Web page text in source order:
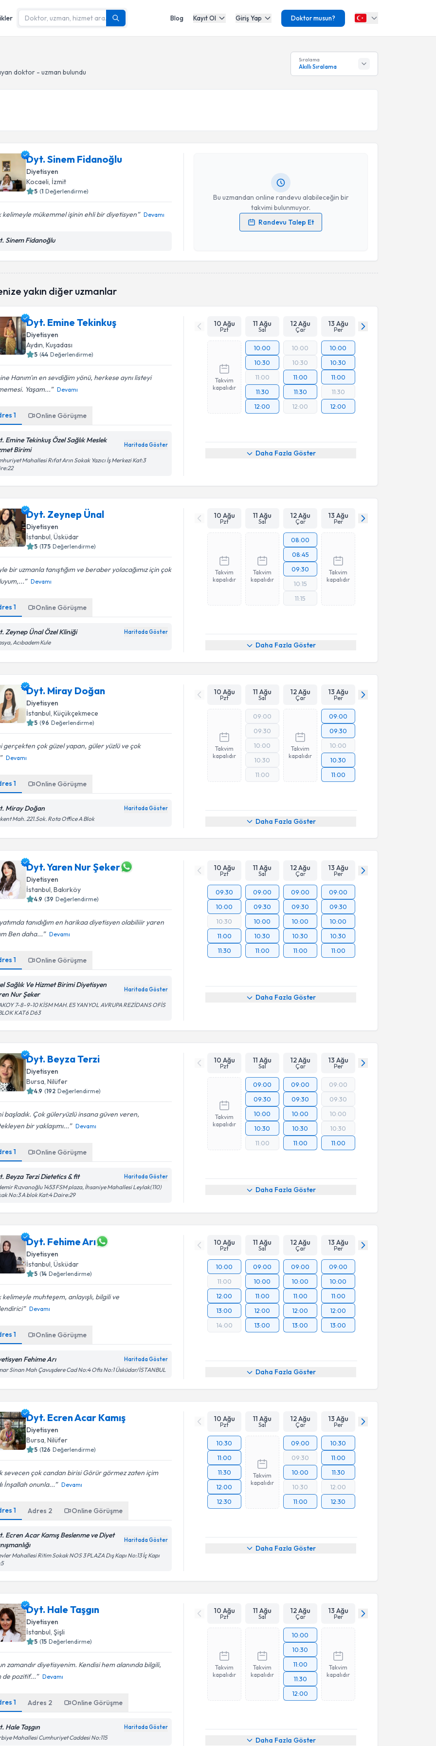
Blog Kayıt Ol Giriş Yap Doktor musun?
doktor - uzman bulundu
Sıralama
Akıllı Sıralama
Dyt. Sinem Fidanoğlu
Diyetisyen
Kocaeli, İzmit
5 (1 Değerlendirme)
kelimeyle mükemmel işinin ehli bir diyetisyen Devamı
Sinem Fidanoğlu
Bu uzmandan online randevu alabileceğin bir
takvimi bulunmuyor.
Randevu Talep Et
Dyt. Sinem Fidanoğluiçin randevu takvimi talebi oluşturun.
Size bu uzmandan randevu almanız için bir takvim
Kişisel verilerimin işlenmesine ilişkinAydınlatma Metni
yakın diğer uzmanlar
Dyt. Emine Tekinkuş
Diyetisyen
Aydın, Kuşadası
5 (44 Değerlendirme)
Hanım'ın en sevdiğim yönü, herkese aynı listeyi
Yaşam...
Devamı
1 Online Görüşme
Emine Tekinkuş Özel Sağlık Meslek
Birimi
Haritada Göster
Mahallesi Rıfat Arın Sokak Yazıcı İş Merkezi Kat:3
10 Ağu
Pzt
11 Ağu
Sal
12 Ağu
Çar
13 Ağu
Per
Takvim
kapalıdır
10:00
10:30
11:00
11:30
12:00
10:00
10:30
11:00
11:30
12:00
10:00
10:30
11:00
11:30
12:00
Daha Fazla Göster
Dyt. Zeynep Ünal
Diyetisyen
İstanbul, Üsküdar
5 (175 Değerlendirme)
bir uzmanla tanıştığım ve beraber yolacağımız için çok
Devamı
1 Online Görüşme
Zeynep Ünal Özel Kliniği Haritada Göster
Acıbadem Kule
10 Ağu
Pzt
11 Ağu
Sal
12 Ağu
Çar
13 Ağu
Per
Takvim
kapalıdır
Takvim
kapalıdır
08:00
08:45
09:30
10:15
11:15
Takvim
kapalıdır
Daha Fazla Göster
Dyt. Miray Doğan
Diyetisyen
İstanbul , Küçükçekmece
5 (96 Değerlendirme)
gerçekten çok güzel yapan, güler yüzlü ve çok
Devamı
1 Online Görüşme
Miray Doğan Haritada Göster
Mah. 221.Sok. Rota Office A Blok
10 Ağu
Pzt
11 Ağu
Sal
12 Ağu
Çar
13 Ağu
Per
Takvim
kapalıdır
09:00
09:30
10:00
10:30
11:00
Takvim
kapalıdır
09:00
09:30
10:00
10:30
11:00
Daha Fazla Göster
Dyt. Yaren Nur Şeker
Diyetisyen
İstanbul, Bakırköy
4.9 (39 Değerlendirme)
tanıdığım en harikaa diyetisyen olabiliiir yaren
Ben daha...
Devamı
1 Online Görüşme
Sağlık Ve Hizmet Birimi Diyetisyen
Nur Şeker
Haritada Göster
7-8-9-10 KİSM MAH. E5 YANYOL AVRUPA REZİDANS OFİS
KAT6 D63
10 Ağu
Pzt
11 Ağu
Sal
12 Ağu
Çar
13 Ağu
Per
09:30
10:00
10:30
11:00
11:30
09:00
09:30
10:00
10:30
11:00
09:00
09:30
10:00
10:30
11:00
09:00
09:30
10:00
10:30
11:00
Daha Fazla Göster
Dyt. Beyza Terzi
Diyetisyen
Bursa, Nilüfer
4.9 (192 Değerlendirme)
başladık. Çok güleryüzlü insana güven veren,
bir yaklaşımı...
Devamı
1 Online Görüşme
Beyza Terzi Dietetics & fit Haritada Göster
Rızvanoğlu 1453 FSM plaza, İhsaniye Mahallesi Leylak(110)
No:3 A blok Kat:4 Daire:29
10 Ağu
Pzt
11 Ağu
Sal
12 Ağu
Çar
13 Ağu
Per
Takvim
kapalıdır
09:00
09:30
10:00
10:30
11:00
09:00
09:30
10:00
10:30
11:00
09:00
09:30
10:00
10:30
11:00
Daha Fazla Göster
Dyt. Fehime Arı
Diyetisyen
İstanbul, Üsküdar
5 (14 Değerlendirme)
kelimeyle muhteşem, anlayışlı, bilgili ve
Devamı
1 Online Görüşme
Fehime Arı Haritada Göster
Sinan Mah Çavuşdere Cad No:4 Ofis No:1 Üsküdar/İSTANBUL
10 Ağu
Pzt
11 Ağu
Sal
12 Ağu
Çar
13 Ağu
Per
10:00
11:00
12:00
13:00
14:00
09:00
10:00
11:00
12:00
13:00
09:00
10:00
11:00
12:00
13:00
09:00
10:00
11:00
12:00
13:00
Daha Fazla Göster
Dyt. Ecren Acar Kamış
Diyetisyen
Bursa , Nilüfer
5 (126 Değerlendirme)
sevecen çok candan birisi Görür görmez zaten içim
İnşallah onunla...
Devamı
1 Adres 2 Online Görüşme
Ecren Acar Kamış Beslenme ve Diyet
Haritada Göster
Mahallesi Ritim Sokak NOS 3 PLAZA Dış Kapı No:13 İç Kapı
10 Ağu
Pzt
11 Ağu
Sal
12 Ağu
Çar
13 Ağu
Per
10:30
11:00
11:30
12:00
12:30
Takvim
kapalıdır
09:00
09:30
10:00
10:30
11:00
10:30
11:00
11:30
12:00
12:30
Daha Fazla Göster
Dyt. Hale Taşgın
Diyetisyen
İstanbul , Şişli
5 (15 Değerlendirme)
zamandır diyetisyenim. Kendisi hem alanında bilgili,
de pozitif...
Devamı
1 Adres 2 Online Görüşme
Hale Taşgın Haritada Göster
Mahallesi Cumhuriyet Caddesi No:115
10 Ağu
Pzt
11 Ağu
Sal
12 Ağu
Çar
13 Ağu
Per
Takvim
kapalıdır
Takvim
kapalıdır
10:00
10:30
11:00
11:30
12:00
Takvim
kapalıdır
Daha Fazla Göster